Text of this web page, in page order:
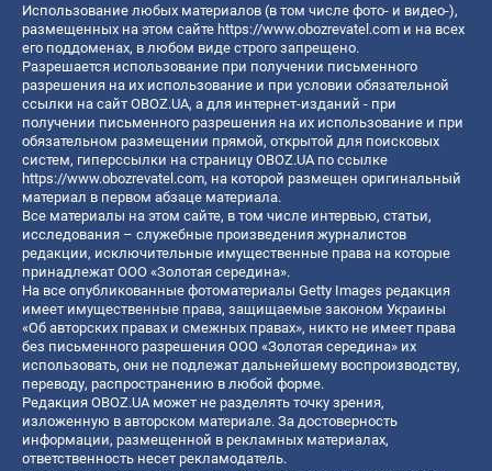
Использование любых материалов (в том числе фото- и видео-),
размещенных на этом сайте https://www.obozrevatel.com и на всех
его поддоменах, в любом виде строго запрещено.
Разрешается использование при получении письменного
разрешения на их использование и при условии обязательной
ссылки на сайт OBOZ.UA, а для интернет-изданий - при
получении письменного разрешения на их использование и при
обязательном размещении прямой, открытой для поисковых
систем, гиперссылки на страницу OBOZ.UA по ссылке
https://www.obozrevatel.com, на которой размещен оригинальный
материал в первом абзаце материала.
Все материалы на этом сайте, в том числе интервью, статьи,
исследования – служебные произведения журналистов
редакции, исключительные имущественные права на которые
принадлежат ООО «Золотая середина».
На все опубликованные фотоматериалы Getty Images редакция
имеет имущественные права, защищаемые законом Украины
«Об авторских правах и смежных правах», никто не имеет права
без письменного разрешения ООО «Золотая середина» их
использовать, они не подлежат дальнейшему воспроизводству,
переводу, распространению в любой форме.
Редакция OBOZ.UA может не разделять точку зрения,
изложенную в авторском материале. За достоверность
информации, размещенной в рекламных материалах,
ответственность несет рекламодатель.